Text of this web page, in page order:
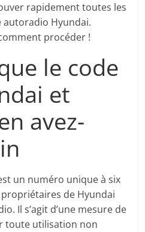
rapidement toutes les
Hyundai.
procéder !
le code
et
avez-
un numéro unique à six
de Hyundai
Il s’agit d’une mesure de
toute utilisation non